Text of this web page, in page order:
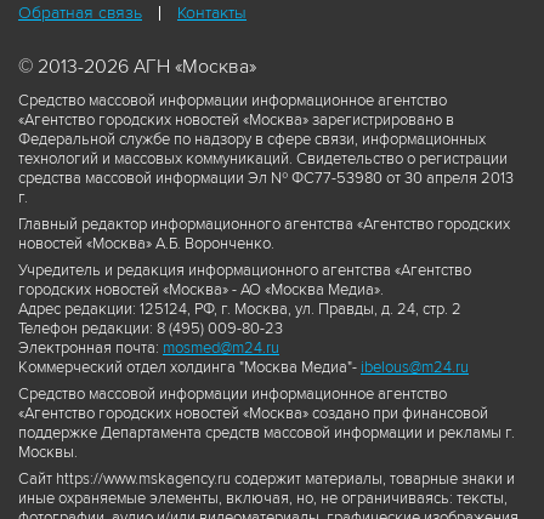
Обратная связь Контакты
© 2013-2026 АГН «Москва»
Средство массовой информации информационное агентство
«Агентство городских новостей «Москва» зарегистрировано в
Федеральной службе по надзору в сфере связи, информационных
технологий и массовых коммуникаций. Свидетельство о регистрации
средства массовой информации Эл № ФС77-53980 от 30 апреля 2013
г.
Главный редактор информационного агентства «Агентство городских
новостей «Москва» А.Б. Воронченко.
Учредитель и редакция информационного агентства «Агентство
городских новостей «Москва» - АО «Москва Медиа».
Адрес редакции: 125124, РФ, г. Москва, ул. Правды, д. 24, стр. 2
Телефон редакции: 8 (495) 009-80-23
Электронная почта: mosmed@m24.ru
Коммерческий отдел холдинга "Москва Медиа"- ibelous@m24.ru
Средство массовой информации информационное агентство
«Агентство городских новостей «Москва» создано при финансовой
поддержке Департамента средств массовой информации и рекламы г.
Москвы.
Сайт https://www.mskagency.ru содержит материалы, товарные знаки и
иные охраняемые элементы, включая, но, не ограничиваясь: тексты,